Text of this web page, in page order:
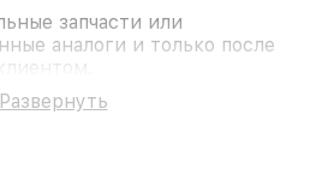
запчасти или
аналоги и только после
комплектующие
гарантия. В случае
Развернуть